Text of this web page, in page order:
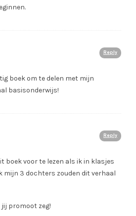
Reply
boek om te delen met mijn
basisonderwijs!
Reply
boek voor te lezen als ik in klasjes
mijn 3 dochters zouden dit verhaal
promoot zeg!